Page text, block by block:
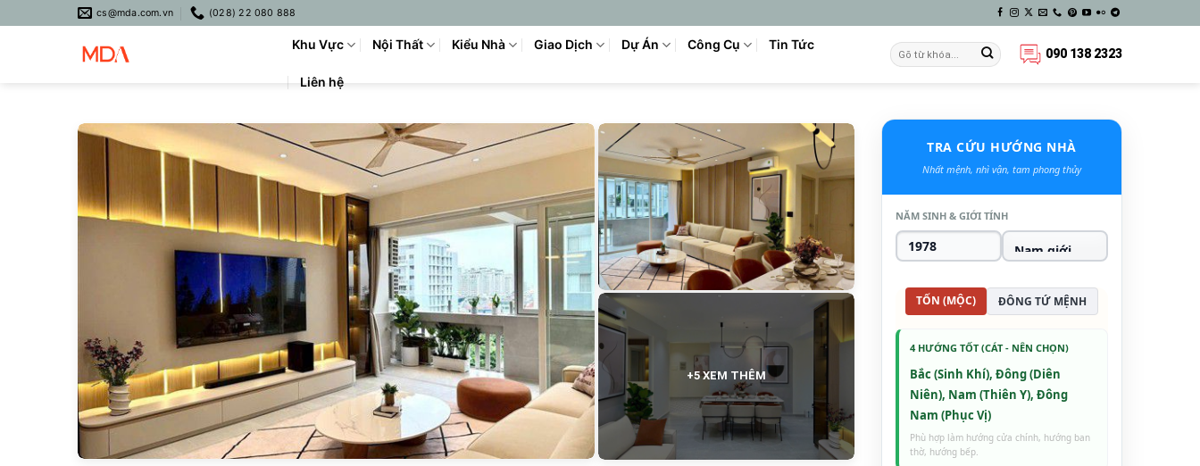
to
cs@mda.com.vn (028) 22 080 888
Khu Vực Nội Thất Kiểu Nhà Giao Dịch Dự Án Công Cụ Tin Tức
Liên hệ
090 138 2323
+5 XEM THÊM
TRA CỨU HƯỚNG NHÀ
Nhất mệnh, nhì vận, tam phong thủy
NĂM SINH & GIỚI TÍNH
TỐN (MỘC) ĐÔNG TỨ MỆNH
4 HƯỚNG TỐT (CÁT - NÊN CHỌN)
Bắc (Sinh Khí), Đông (Diên
Niên), Nam (Thiên Y), Đông
Nam (Phục Vị)
Phù hợp làm hướng cửa chính, hướng ban
thờ, hướng bếp.